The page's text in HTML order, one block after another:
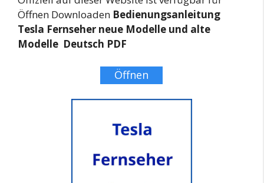
Öffnen Downloaden Bedienungsanleitung
Tesla Fernseher neue Modelle und alte
Modelle Deutsch PDF
Öffnen